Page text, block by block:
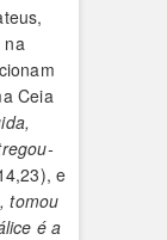
na
Ceia
e
tomou
é a